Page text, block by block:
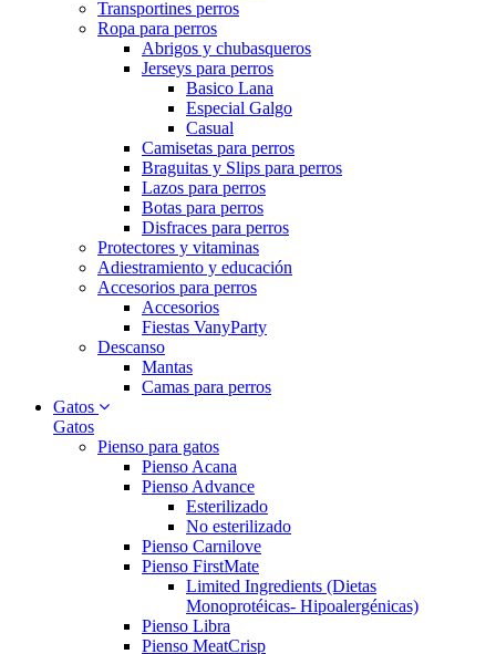
Transportines perros
Ropa para perros
Abrigos y chubasqueros
Jerseys para perros
Basico Lana
Especial Galgo
Casual
Camisetas para perros
Braguitas y Slips para perros
Lazos para perros
Botas para perros
Disfraces para perros
Protectores y vitaminas
Adiestramiento y educación
Accesorios para perros
Accesorios
Fiestas VanyParty
Descanso
Mantas
Camas para perros
Gatos
Gatos
Pienso para gatos
Pienso Acana
Pienso Advance
Esterilizado
No esterilizado
Pienso Carnilove
Pienso FirstMate
Limited Ingredients (Dietas
Monoprotéicas- Hipoalergénicas)
Pienso Libra
Pienso MeatCrisp